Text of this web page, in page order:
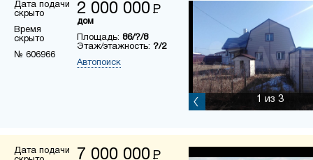
Дата подачи
скрыто
Время
скрыто
№ 606966
2 000 000 Р
дом
Площадь: 86/?/8
Этаж/этажность: ?/2
Автопоиск
1 из 3
Дата подачи
7 000 000 Р